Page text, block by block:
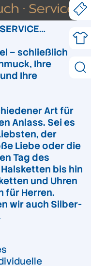
– schließlich
Ihre
Ihre
Art für
Anlass. Sei es
der
Liebe oder die
Tag des
bis hin
und Uhren
für Herren.
wir auch Silber-